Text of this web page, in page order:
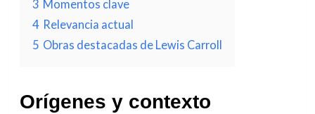
3 Momentos clave
4 Relevancia actual
5 Obras destacadas de Lewis Carroll
Orígenes y contexto